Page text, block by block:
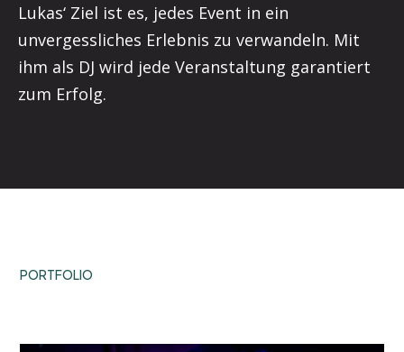
Lukas‘ Ziel ist es, jedes Event in ein
unvergessliches Erlebnis zu verwandeln. Mit
ihm als DJ wird jede Veranstaltung garantiert
zum Erfolg.
PORTFOLIO